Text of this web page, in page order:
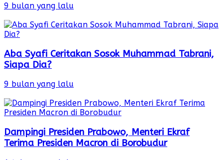
9 bulan yang lalu
Aba Syafi Ceritakan Sosok Muhammad Tabrani,
Siapa Dia?
9 bulan yang lalu
Dampingi Presiden Prabowo, Menteri Ekraf
Terima Presiden Macron di Borobudur